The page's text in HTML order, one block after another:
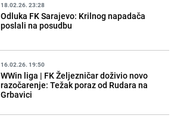
18.02.26. 23:28
Odluka FK Sarajevo: Krilnog napadača
poslali na posudbu
16.02.26. 19:50
WWin liga | FK Željezničar doživio novo
razočarenje: Težak poraz od Rudara na
Grbavici